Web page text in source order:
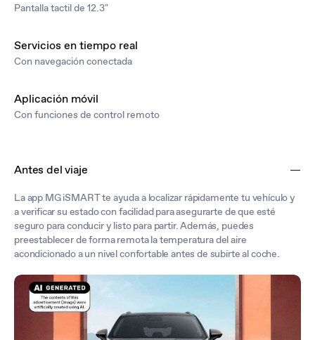
Pantalla tactil de 12.3"
Servicios en tiempo real
Con navegación conectada
Aplicación móvil
Con funciones de control remoto
Antes del viaje
La app MG iSMART te ayuda a localizar rápidamente tu vehículo y
a verificar su estado con facilidad para asegurarte de que esté
seguro para conducir y listo para partir. Además, puedes
preestablecer de forma remota la temperatura del aire
acondicionado a un nivel confortable antes de subirte al coche.